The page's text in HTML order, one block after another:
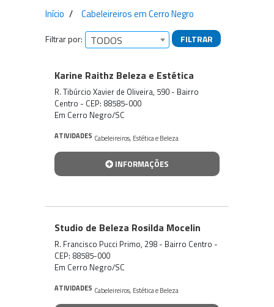
Início Cabeleireiros em Cerro Negro
Filtrar por: TODOS FILTRAR
Empresas encontradas
Karine Raithz Beleza e Estética
R. Tibúrcio Xavier de Oliveira, 590 - Bairro
Centro - CEP: 88585-000
Em Cerro Negro/SC
ATIVIDADES Cabeleireiros, Estética e Beleza
INFORMAÇÕES
Studio de Beleza Rosilda Mocelin
R. Francisco Pucci Primo, 298 - Bairro Centro -
CEP: 88585-000
Em Cerro Negro/SC
ATIVIDADES Cabeleireiros, Estética e Beleza